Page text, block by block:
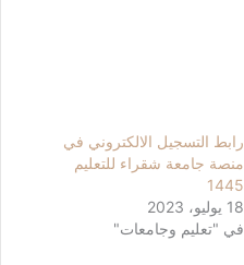
رابط التسجيل الالكتروني في
منصة جامعة شقراء للتعليم
1445
18 يوليو، 2023
في "تعليم وجامعات"